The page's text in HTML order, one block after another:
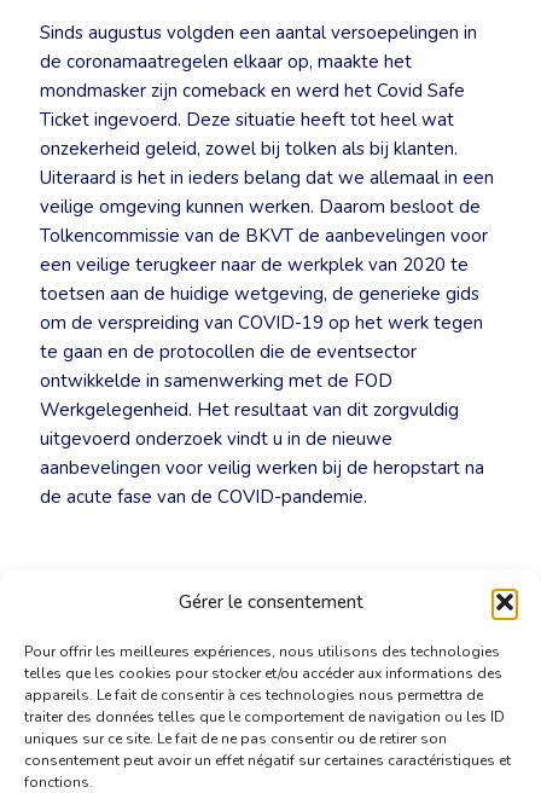
Gérer le consentement
Pour offrir les meilleures expériences, nous utilisons des technologies
telles que les cookies pour stocker et/ou accéder aux informations des
appareils. Le fait de consentir à ces technologies nous permettra de
traiter des données telles que le comportement de navigation ou les ID
uniques sur ce site. Le fait de ne pas consentir ou de retirer son
consentement peut avoir un effet négatif sur certaines caractéristiques et
fonctions.
Sinds augustus volgden een aantal versoepelingen in
de coronamaatregelen elkaar op, maakte het
mondmasker zijn comeback en werd het Covid Safe
Ticket ingevoerd. Deze situatie heeft tot heel wat
onzekerheid geleid, zowel bij tolken als bij klanten.
Uiteraard is het in ieders belang dat we allemaal in een
veilige omgeving kunnen werken. Daarom besloot de
Tolkencommissie van de BKVT de aanbevelingen voor
een veilige terugkeer naar de werkplek van 2020 te
toetsen aan de huidige wetgeving, de generieke gids
om de verspreiding van COVID-19 op het werk tegen
te gaan en de protocollen die de eventsector
ontwikkelde in samenwerking met de FOD
Werkgelegenheid. Het resultaat van dit zorgvuldig
uitgevoerd onderzoek vindt u in de nieuwe
aanbevelingen voor veilig werken bij de heropstart na
de acute fase van de COVID-pandemie.